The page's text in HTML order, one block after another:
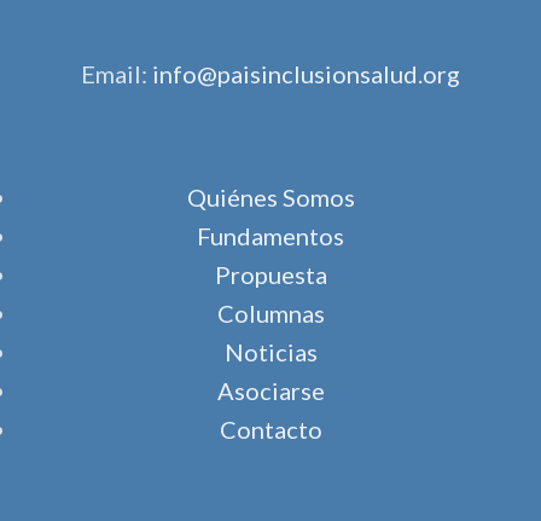
Email: info@paisinclusionsalud.org
Quiénes Somos
Fundamentos
Propuesta
Columnas
Noticias
Asociarse
Contacto